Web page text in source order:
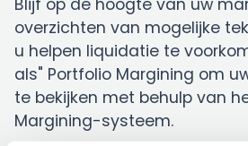
Blijf op de hoogte van uw
overzichten van mogelijke
u helpen liquidatie te
als" Portfolio Margining om
te bekijken met behulp van
Margining-systeem.